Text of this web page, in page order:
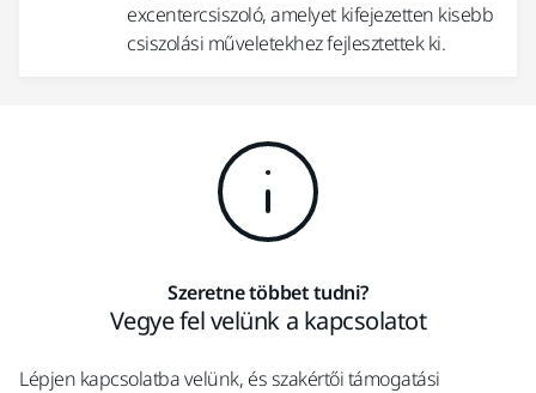
excentercsiszoló, amelyet kifejezetten kisebb
csiszolási műveletekhez fejlesztettek ki.
Szeretne többet tudni?
Vegye fel velünk a kapcsolatot
Lépjen kapcsolatba velünk, és szakértői támogatási